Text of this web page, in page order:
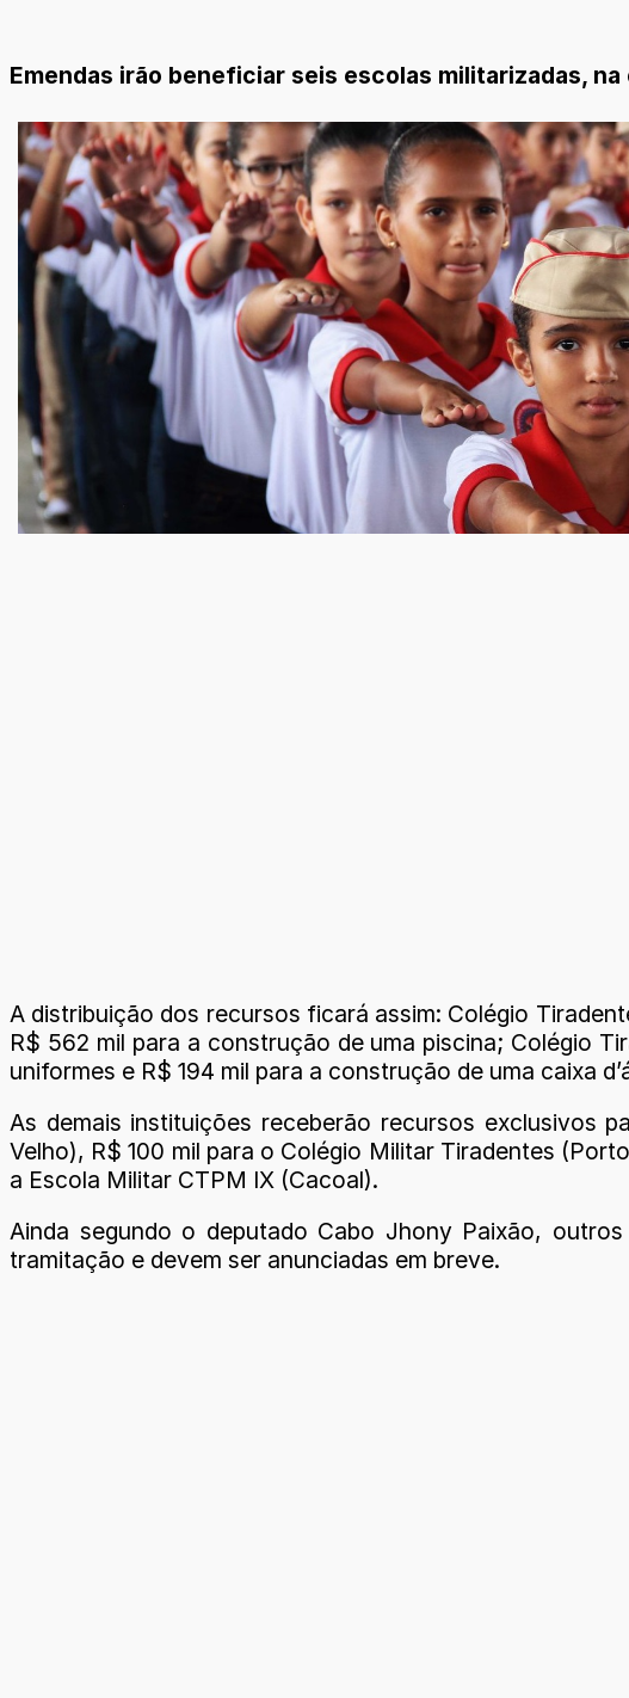
Emendas irão beneficiar seis escolas militarizadas,
A distribuição dos recursos ficará assim: Colégio
R$ 562 mil para a construção de uma piscina; Colégio
uniformes e R$ 194 mil para a construção de uma caixa
As demais instituições receberão recursos exclusivos
Velho), R$ 100 mil para o Colégio Militar Tiradentes
a Escola Militar CTPM IX (Cacoal).
Ainda segundo o deputado Cabo Jhony Paixão,
tramitação e devem ser anunciadas em breve.